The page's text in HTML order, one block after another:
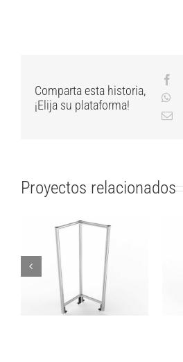
Comparta esta historia,
¡Elija su plataforma!
Proyectos relacionados
Vallas – Módulo de
esquina –
Policarbonato